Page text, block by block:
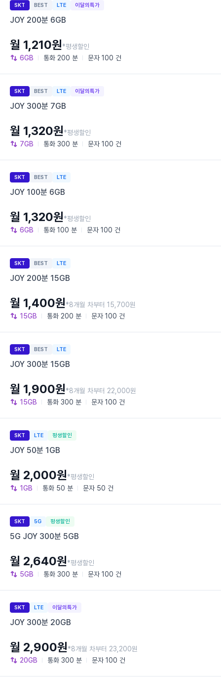
SKT BEST LTE 이달의특가
JOY 200분 6GB
6GB 통화 200 분 문자 100 건
월 1,210원*평생할인
SKT BEST LTE 이달의특가
JOY 300분 7GB
7GB 통화 300 분 문자 100 건
월 1,320원*평생할인
SKT BEST LTE
JOY 100분 6GB
6GB 통화 100 분 문자 100 건
월 1,320원*평생할인
SKT BEST LTE
JOY 200분 15GB
15GB 통화 200 분 문자 100 건
월 1,400원*8개월 차부터 15,700원
SKT BEST LTE
JOY 300분 15GB
15GB 통화 300 분 문자 100 건
월 1,900원*8개월 차부터 22,000원
SKT LTE 평생할인
JOY 50분 1GB
1GB 통화 50 분 문자 50 건
월 2,000원*평생할인
SKT 5G 평생할인
5G JOY 300분 5GB
5GB 통화 300 분 문자 100 건
월 2,640원*평생할인
SKT LTE 이달의특가
JOY 300분 20GB
20GB 통화 300 분 문자 100 건
월 2,900원*8개월 차부터 23,200원